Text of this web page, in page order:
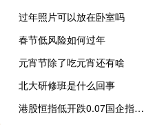
过年照片可以放在卧室吗
春节低风险如何过年
元宵节除了吃元宵还有啥
北大研修班是什么回事
港股恒指低开跌0.07国企指数平开科指开涨0.07%融创中国涨6.77%